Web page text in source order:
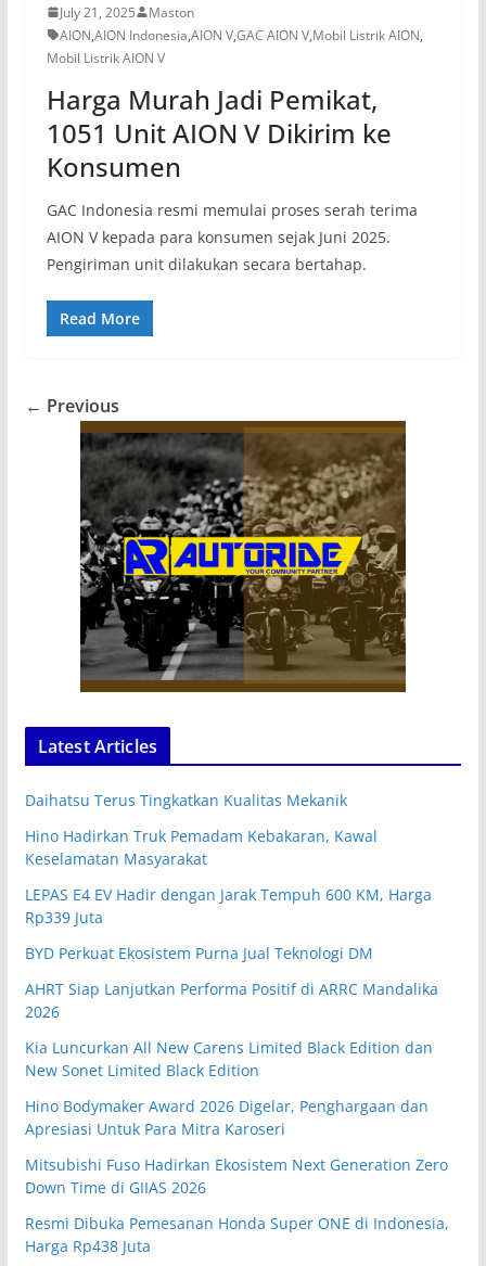
July 21, 2025
Maston
AION,AION Indonesia,AION V,GAC AION V,Mobil Listrik AION,
Mobil Listrik AION V
Harga Murah Jadi Pemikat,
1051 Unit AION V Dikirim ke
Konsumen
GAC Indonesia resmi memulai proses serah terima
AION V kepada para konsumen sejak Juni 2025.
Pengiriman unit dilakukan secara bertahap.
Read More
← Previous
Latest Articles
Daihatsu Terus Tingkatkan Kualitas Mekanik
Hino Hadirkan Truk Pemadam Kebakaran, Kawal
Keselamatan Masyarakat
LEPAS E4 EV Hadir dengan Jarak Tempuh 600 KM, Harga
Rp339 Juta
BYD Perkuat Ekosistem Purna Jual Teknologi DM
AHRT Siap Lanjutkan Performa Positif di ARRC Mandalika
2026
Kia Luncurkan All New Carens Limited Black Edition dan
New Sonet Limited Black Edition
Hino Bodymaker Award 2026 Digelar, Penghargaan dan
Apresiasi Untuk Para Mitra Karoseri
Mitsubishi Fuso Hadirkan Ekosistem Next Generation Zero
Down Time di GIIAS 2026
Resmi Dibuka Pemesanan Honda Super ONE di Indonesia,
Harga Rp438 Juta